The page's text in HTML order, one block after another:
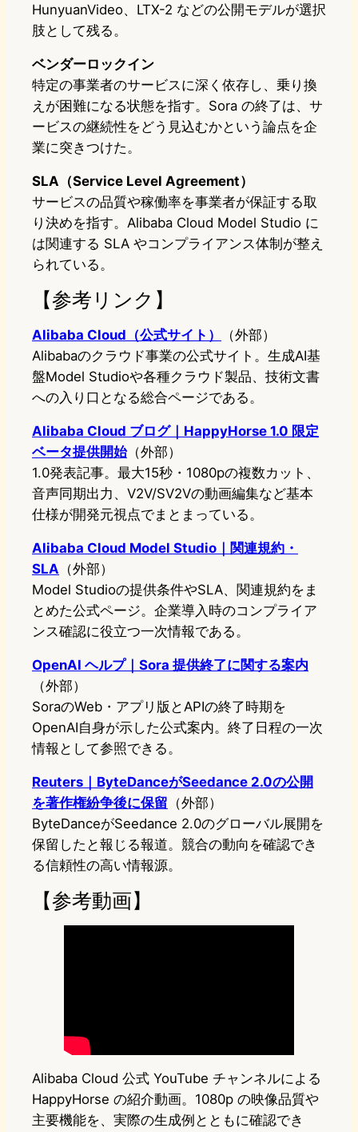
HunyuanVideo、LTX-2 などの公開モデルが選択
肢として残る。
ベンダーロックイン
特定の事業者のサービスに深く依存し、乗り換
えが困難になる状態を指す。Sora の終了は、サ
ービスの継続性をどう見込むかという論点を企
業に突きつけた。
SLA（Service Level Agreement）
サービスの品質や稼働率を事業者が保証する取
り決めを指す。Alibaba Cloud Model Studio に
は関連する SLA やコンプライアンス体制が整え
られている。
【参考リンク】
Alibaba Cloud（公式サイト）
（外部）
Alibabaのクラウド事業の公式サイト。生成AI基
盤Model Studioや各種クラウド製品、技術文書
への入り口となる総合ページである。
Alibaba Cloud ブログ｜HappyHorse 1.0 限定
ベータ提供開始（外部）
1.0発表記事。最大15秒・1080pの複数カット、
音声同期出力、V2V/SV2Vの動画編集など基本
仕様が開発元視点でまとまっている。
Alibaba Cloud Model Studio｜関連規約・
SLA （外部）
Model Studioの提供条件やSLA、関連規約をま
とめた公式ページ。企業導入時のコンプライア
ンス確認に役立つ一次情報である。
OpenAI ヘルプ｜Sora 提供終了に関する案内
（外部）
SoraのWeb・アプリ版とAPIの終了時期を
OpenAI自身が示した公式案内。終了日程の一次
情報として参照できる。
Reuters｜ByteDanceがSeedance 2.0の公開
を著作権紛争後に保留 （外部）
ByteDanceがSeedance 2.0のグローバル展開を
保留したと報じる報道。競合の動向を確認でき
る信頼性の高い情報源。
【参考動画】
Alibaba Cloud 公式 YouTube チャンネルによる
HappyHorse の紹介動画。1080p の映像品質や
主要機能を、実際の生成例とともに確認でき